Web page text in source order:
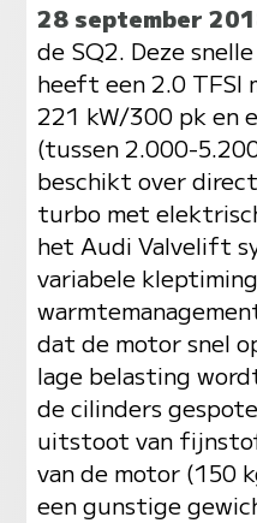
28 september
de SQ2. Deze
heeft een 2.0 TFSI
221 kW/300 pk en
(tussen 2.000-
beschikt over
turbo met
het Audi Valvelift
variabele
dat de motor snel
lage belasting
de cilinders
uitstoot van
van de motor (150
een gunstige